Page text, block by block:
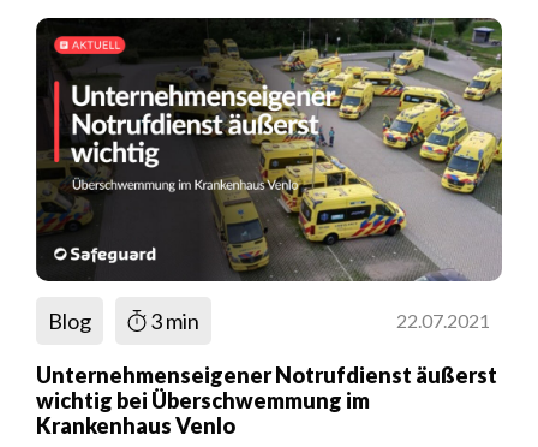
Blog 3 min 22.07.2021
Unternehmenseigener Notrufdienst äußerst
wichtig bei Überschwemmung im
Krankenhaus Venlo